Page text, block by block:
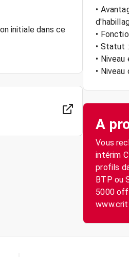
initiale dans ce
•
•
• Statut
•
•
A
Vous
intérim
profils
BTP ou
5000